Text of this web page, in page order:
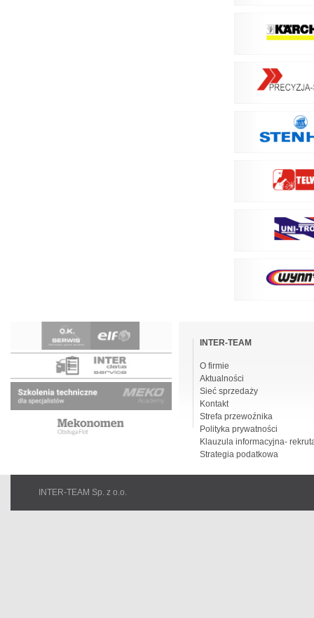
nawigacjeINTER-TEAM
O firmie
Aktualności
Sieć sprzedaży
Kontakt
Strefa przewoźnika
Polityka prywatności
Klauzula informacyjna-
Strategia podatkowa
INTER-TEAM Sp. z o.o.